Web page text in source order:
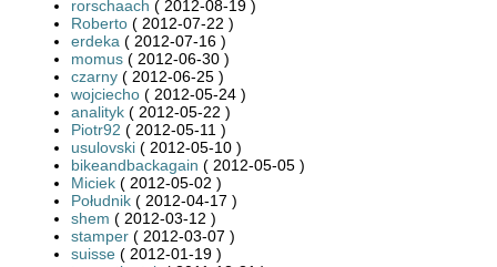
rorschaach ( 2012-08-19 )
Roberto ( 2012-07-22 )
erdeka ( 2012-07-16 )
momus ( 2012-06-30 )
czarny ( 2012-06-25 )
wojciecho ( 2012-05-24 )
analityk ( 2012-05-22 )
Piotr92 ( 2012-05-11 )
usulovski ( 2012-05-10 )
bikeandbackagain ( 2012-05-05 )
Miciek ( 2012-05-02 )
Południk ( 2012-04-17 )
shem ( 2012-03-12 )
stamper ( 2012-03-07 )
suisse ( 2012-01-19 )